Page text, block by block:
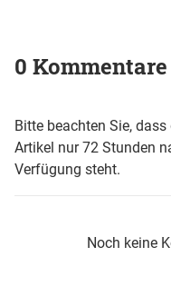
0 Kommentare
Bitte beachten Sie,
Artikel nur 72 Stunden
Verfügung steht.
Noch keine